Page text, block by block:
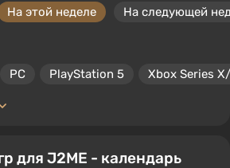
На этой неделе На следующей
PC PlayStation 5 Xbox Series
для J2ME - календарь